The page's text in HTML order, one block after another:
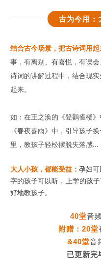
古为今用：
结合古今场景，把古诗词用起
事，有离别、有喜悦，有误
诗词的讲解过程中，结合现
起来。
如：在王之涣的《登鹳雀楼
《春夜喜雨》中，引导孩子
里，教孩子轻松摆脱失落感...
大人小孩，都能受益： 孕妇
字的孩子可以听，上学的孩
好地教孩子。
40堂音
附赠：20堂
&40堂音
已更新完